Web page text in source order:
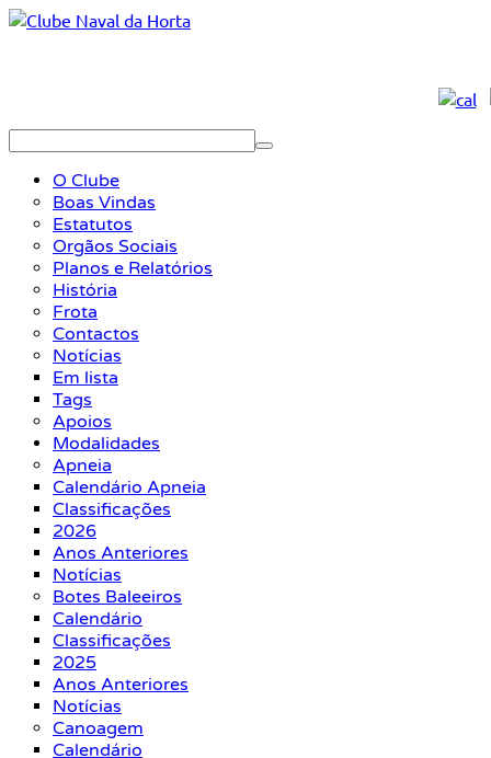
O Clube
Boas Vindas
Estatutos
Orgãos Sociais
Planos e Relatórios
História
Frota
Contactos
Notícias
Em lista
Tags
Apoios
Modalidades
Apneia
Calendário Apneia
Classificações
2026
Anos Anteriores
Notícias
Botes Baleeiros
Calendário
Classificações
2025
Anos Anteriores
Notícias
Canoagem
Calendário